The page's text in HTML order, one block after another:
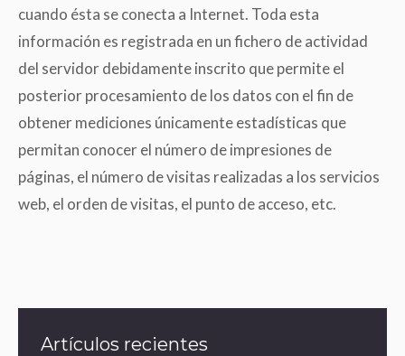
cuando ésta se conecta a Internet. Toda esta
información es registrada en un fichero de actividad
del servidor debidamente inscrito que permite el
posterior procesamiento de los datos con el fin de
obtener mediciones únicamente estadísticas que
permitan conocer el número de impresiones de
páginas, el número de visitas realizadas a los servicios
web, el orden de visitas, el punto de acceso, etc.
Artículos recientes